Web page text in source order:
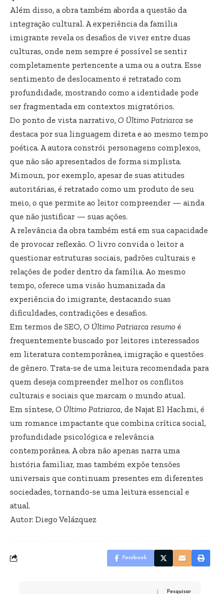
Além disso, a obra também aborda a questão da
integração cultural. A experiência da família
imigrante revela os desafios de viver entre duas
culturas, onde nem sempre é possível se sentir
completamente pertencente a uma ou a outra. Esse
sentimento de deslocamento é retratado com
profundidade, mostrando como a identidade pode
ser fragmentada em contextos migratórios.
Do ponto de vista narrativo, O Último Patriarca se
destaca por sua linguagem direta e ao mesmo tempo
poética. A autora constrói personagens complexos,
que não são apresentados de forma simplista.
Mimoun, por exemplo, apesar de suas atitudes
autoritárias, é retratado como um produto de seu
meio, o que permite ao leitor compreender — ainda
que não justificar — suas ações.
A relevância da obra também está em sua capacidade
de provocar reflexão. O livro convida o leitor a
questionar estruturas sociais, padrões culturais e
relações de poder dentro da família. Ao mesmo
tempo, oferece uma visão humanizada da
experiência do imigrante, destacando suas
dificuldades, contradições e desafios.
Em termos de SEO, O Último Patriarca resumo é
frequentemente buscado por leitores interessados
em literatura contemporânea, imigração e questões
de gênero. Trata-se de uma leitura recomendada para
quem deseja compreender melhor os conflitos
culturais e sociais que marcam o mundo atual.
Em síntese, O Último Patriarca, de Najat El Hachmi, é
um romance impactante que combina crítica social,
profundidade psicológica e relevância
contemporânea. A obra não apenas narra uma
história familiar, mas também expõe tensões
universais que continuam presentes em diferentes
sociedades, tornando-se uma leitura essencial e
atual.
Autor: Diego Velázquez
Facebook
Pesquisar